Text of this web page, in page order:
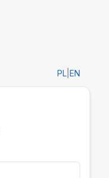
PL EN